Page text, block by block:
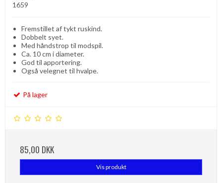
1659
Fremstillet af tykt ruskind.
Dobbelt syet.
Med håndstrop til modspil.
Ca. 10 cm i diameter.
God til apportering.
Også velegnet til hvalpe.
På lager
85,00 DKK
Vis produkt